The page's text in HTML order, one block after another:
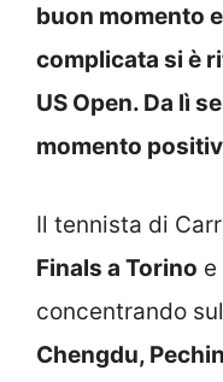
buon momento
complicata si è
US Open. Da lì
momento
Il tennista di
Finals a Torino
concentrando
Chengdu,